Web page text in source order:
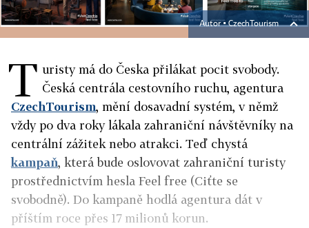
Autor ▪CzechTourism
T uristy má do Česka přilákat pocit svobody.
Česká centrála cestovního ruchu, agentura
CzechTourism, mění dosavadní systém, v němž
vždy po dva roky lákala zahraniční návštěvníky na
centrální zážitek nebo atrakci. Teď chystá
kampaň, která bude oslovovat zahraniční turisty
prostřednictvím hesla Feel free (Ciťte se
svobodně). Do kampaně hodlá agentura dát v
příštím roce přes 17 milionů korun.